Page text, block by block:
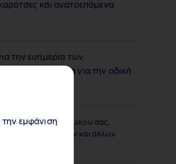
την εμφάνιση
και ανατρεπόμενα
την ευημερία των
νομοθεσία για την οδική
εργατικού δυναμικού σας,
των χεριών και άλλων